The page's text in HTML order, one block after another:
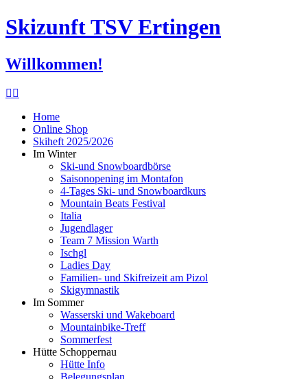
Skizunft TSV Ertingen
Willkommen!
Home
Online Shop
Skiheft 2025/2026
Im Winter
Ski-und Snowboardbörse
Saisonopening im Montafon
4-Tages Ski- und Snowboardkurs
Mountain Beats Festival
Italia
Jugendlager
Team 7 Mission Warth
Ischgl
Ladies Day
Familien- und Skifreizeit am Pizol
Skigymnastik
Im Sommer
Wasserski und Wakeboard
Mountainbike-Treff
Sommerfest
Hütte Schoppernau
Hütte Info
Belegungsplan